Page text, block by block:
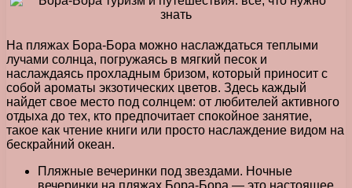
На пляжах Бора-Бора можно наслаждаться теплыми
лучами солнца, погружаясь в мягкий песок и
наслаждаясь прохладным бризом, который приносит с
собой ароматы экзотических цветов. Здесь каждый
найдет свое место под солнцем: от любителей активного
отдыха до тех, кто предпочитает спокойное занятие,
такое как чтение книги или просто наслаждение видом на
бескрайний океан.
Пляжные вечеринки под звездами. Ночные
вечеринки на пляжах Бора-Бора — это настоящее